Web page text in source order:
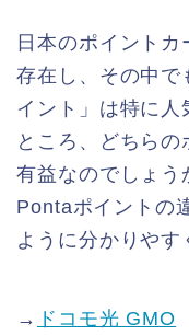
日本のポイント
存在し、その中
イント」は特に
ところ、どちら
有益なのでしょう
Pontaポイントの
ように分かりやす
→ ドコモ光 GMO